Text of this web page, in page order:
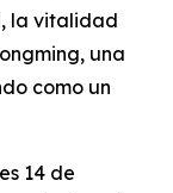
la vitalidad
una
como un
14 de